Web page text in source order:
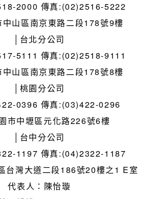
2000 傳真:(02)2516-5222
山區南京東路二段178號9樓
│台北分公司
5111 傳真:(02)2518-9111
山區南京東路二段178號8樓
│桃園分公司
0396 傳真:(03)422-0296
市中壢區元化路226號6樓
│台中分公司
1197 傳真:(04)2322-1187
台灣大道二段186號20樓之1 E室
代表人：陳怡璇